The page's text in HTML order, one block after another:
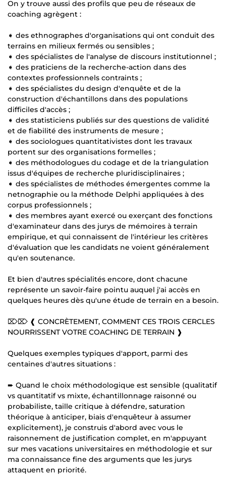
On y trouve aussi des profils que peu de réseaux de
coaching agrègent :
➧ des ethnographes d'organisations qui ont conduit des
terrains en milieux fermés ou sensibles ;
➧ des spécialistes de l'analyse de discours institutionnel ;
➧ des praticiens de la recherche-action dans des
contextes professionnels contraints ;
➧ des spécialistes du design d'enquête et de la
construction d'échantillons dans des populations
difficiles d'accès ;
➧ des statisticiens publiés sur des questions de validité
et de fiabilité des instruments de mesure ;
➧ des sociologues quantitativistes dont les travaux
portent sur des organisations formelles ;
➧ des méthodologues du codage et de la triangulation
issus d'équipes de recherche pluridisciplinaires ;
➧ des spécialistes de méthodes émergentes comme la
netnographie ou la méthode Delphi appliquées à des
corpus professionnels ;
➧ des membres ayant exercé ou exerçant des fonctions
d'examinateur dans des jurys de mémoires à terrain
empirique, et qui connaissent de l'intérieur les critères
d'évaluation que les candidats ne voient généralement
qu'en soutenance.
Et bien d'autres spécialités encore, dont chacune
représente un savoir-faire pointu auquel j'ai accès en
quelques heures dès qu'une étude de terrain en a besoin.
⌦⌦ ❰ CONCRÈTEMENT, COMMENT CES TROIS CERCLES
NOURRISSENT VOTRE COACHING DE TERRAIN ❱
Quelques exemples typiques d'apport, parmi des
centaines d'autres situations :
➨ Quand le choix méthodologique est sensible (qualitatif
vs quantitatif vs mixte, échantillonnage raisonné ou
probabiliste, taille critique à défendre, saturation
théorique à anticiper, biais d'enquêteur à assumer
explicitement), je construis d'abord avec vous le
raisonnement de justification complet, en m'appuyant
sur mes vacations universitaires en méthodologie et sur
ma connaissance fine des arguments que les jurys
attaquent en priorité.